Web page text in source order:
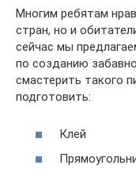
Многим ребятам
стран, но и
сейчас мы
по созданию
смастерить такого
подготовить:
Клей